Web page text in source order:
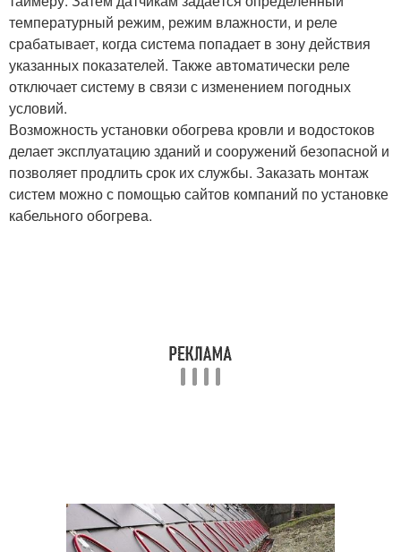
температурный режим, режим влажности, и реле
срабатывает, когда система попадает в зону действия
указанных показателей. Также автоматически реле
отключает систему в связи с изменением погодных
условий.
Возможность установки обогрева кровли и водостоков
делает эксплуатацию зданий и сооружений безопасной и
позволяет продлить срок их службы. Заказать монтаж
систем можно с помощью сайтов компаний по установке
кабельного обогрева.